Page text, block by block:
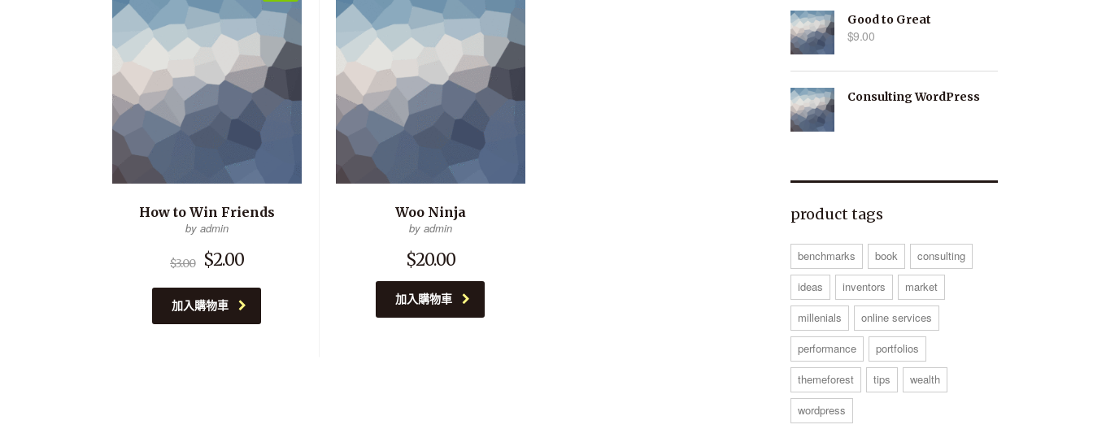
How to Win Friends
by admin
$3.00 $2.00
加入購物車
Woo Ninja
by admin
$20.00
加入購物車
Good to Great
$9.00
Consulting WordPress
product tags
benchmarks book
consulting
ideas
inventors
market
millenials
online services
performance
portfolios
themeforest
tips
wealth
wordpress